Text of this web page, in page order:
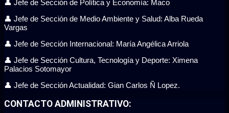
👤 Jefe de Sección de Política y Economía: Maco
👤 Jefe de Sección de Medio Ambiente y Salud: Alba Rueda
Vargas
👤 Jefe de Sección Internacional: María Angélica Arriola
👤 Jefe de Sección Cultura, Tecnología y Deporte: Ximena
Palacios Sotomayor
👤 Jefe de Sección Actualidad: Gian Carlos Ñ Lopez.
CONTACTO ADMINISTRATIVO: